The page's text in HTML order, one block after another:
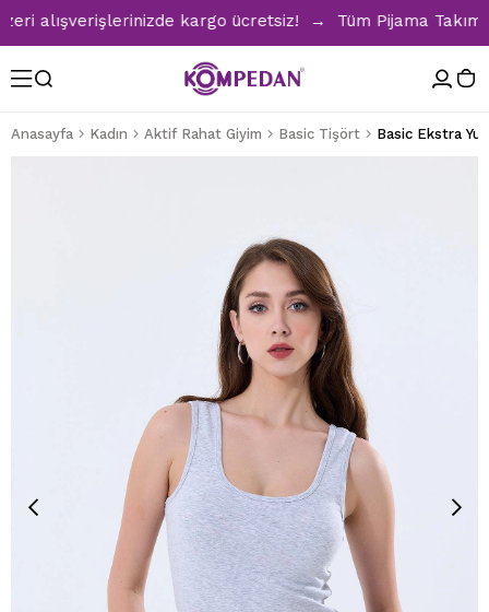
alışverişlerinizde kargo ücretsiz! → Tüm Pijama
Anasayfa Kadın Aktif Rahat Giyim Basic Tişört Basic Ekstra